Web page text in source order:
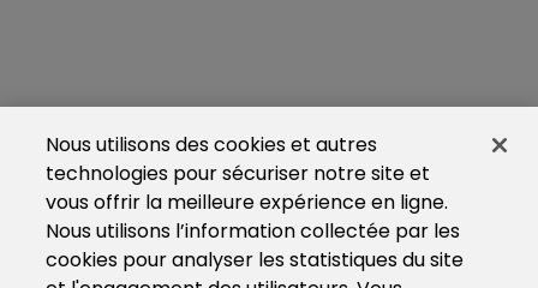
Nous utilisons des cookies et autres
technologies pour sécuriser notre site et
vous offrir la meilleure expérience en ligne.
Nous utilisons l’information collectée par les
cookies pour analyser les statistiques du site